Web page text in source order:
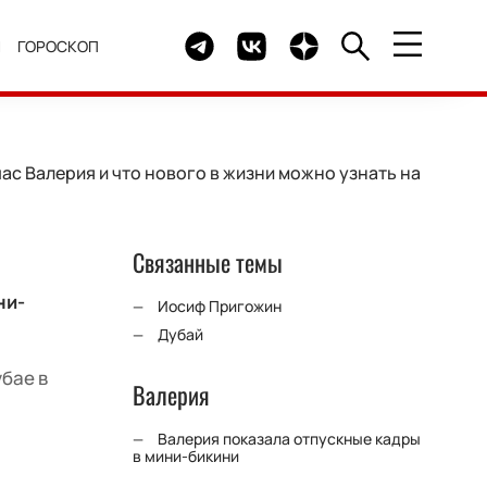
ГОРОСКОП Telegram канал HELLO
Группа HELLO Вконтакте
Канал HELLO в Дзен
Валерия и что нового в жизни можно узнать на
в
Связанные темы
Иосиф Пригожин
Дубай
Валерия
Валерия показала отпускные кадры
в мини-бикини